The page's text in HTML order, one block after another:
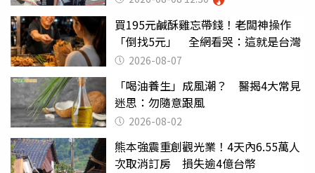
買195元鹹酥雞忘帶錢！老闆神操作
「倒找5元」 全網看哭：這就是台灣
2026-08-07
「喝油養生」成風潮？ 醫揭4大常見
迷思：勿隨意跟風
2026-08-02
熊本強震重創觀光業！4天內6.55萬人
次取消訂房 損失逾4億台幣